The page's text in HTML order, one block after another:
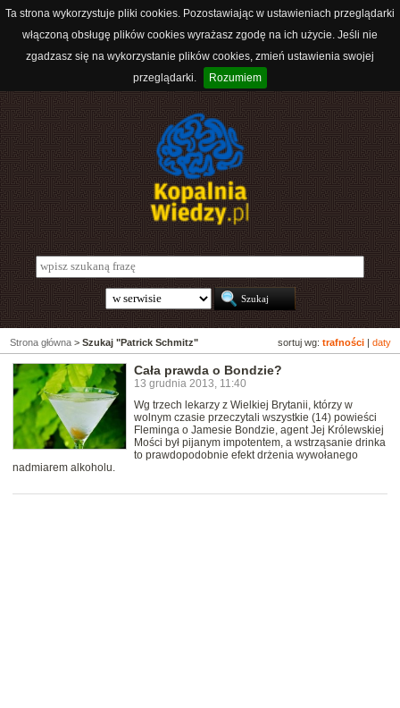
Ta strona wykorzystuje pliki cookies. Pozostawiając w ustawieniach przeglądarki
włączoną obsługę plików cookies wyrażasz zgodę na ich użycie. Jeśli nie
zgadzasz się na wykorzystanie plików cookies, zmień ustawienia swojej
przeglądarki.
Rozumiem
sortuj wg: trafności daty
Strona główna > Szukaj "Patrick Schmitz"
Cała prawda o Bondzie?
13 grudnia 2013, 11:40
Wg trzech lekarzy z Wielkiej Brytanii, którzy w
wolnym czasie przeczytali wszystkie (14) powieści
Fleminga o Jamesie Bondzie, agent Jej Królewskiej
Mości był pijanym impotentem, a wstrząsanie drinka
to prawdopodobnie efekt drżenia wywołanego
nadmiarem alkoholu.